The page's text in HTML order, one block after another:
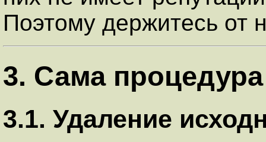
Поэтому держитесь от
3. Сама процедура
3.1. Удаление